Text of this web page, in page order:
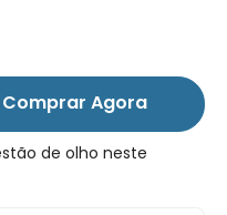
Comprar Agora
de olho neste